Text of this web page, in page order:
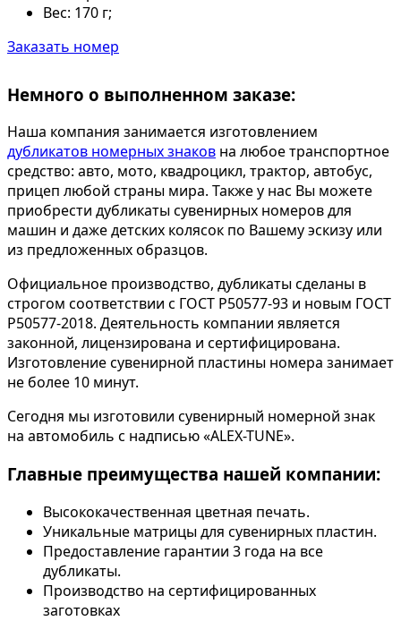
Вес: 170 г;
Заказать номер
Немного о выполненном заказе:
Наша компания занимается изготовлением
дубликатов номерных знаков на любое транспортное
средство: авто, мото, квадроцикл, трактор, автобус,
прицеп любой страны мира. Также у нас Вы можете
приобрести дубликаты сувенирных номеров для
машин и даже детских колясок по Вашему эскизу или
из предложенных образцов.
Официальное производство, дубликаты сделаны в
строгом соответствии с ГОСТ Р50577-93 и новым ГОСТ
Р50577-2018. Деятельность компании является
законной, лицензирована и сертифицирована.
Изготовление сувенирной пластины номера занимает
не более 10 минут.
Сегодня мы изготовили сувенирный номерной знак
на автомобиль с надписью «ALEX-TUNE».
Главные преимущества нашей компании:
Высококачественная цветная печать.
Уникальные матрицы для сувенирных пластин.
Предоставление гарантии 3 года на все
дубликаты.
Производство на сертифицированных
заготовках